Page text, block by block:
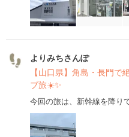
よりみちさんぽ
【山口県】角島・長門で
ブ旅☀️✨
今回の旅は、新幹線を降り